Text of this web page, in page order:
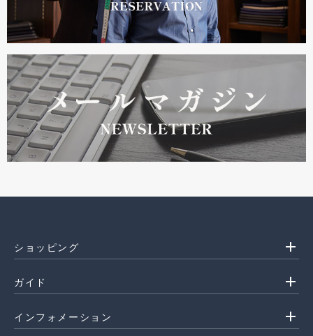
ショッピング add
ガイド add
インフォメーション add